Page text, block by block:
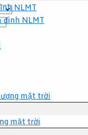
NLMT
đình NLMT
mặt trời
mặt trời